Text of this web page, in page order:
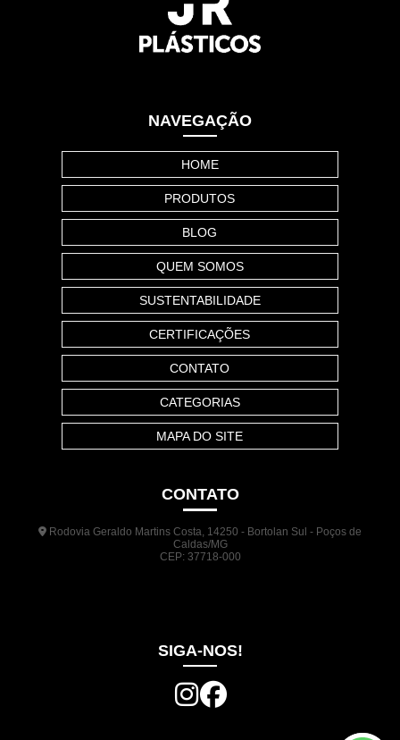
NAVEGAÇÃO
HOME
PRODUTOS
BLOG
QUEM SOMOS
SUSTENTABILIDADE
CERTIFICAÇÕES
CONTATO
CATEGORIAS
MAPA DO SITE
CONTATO
Rodovia Geraldo Martins Costa, 14250 - Bortolan Sul - Poços de
Caldas/MG
CEP: 37718-000
SIGA-NOS!